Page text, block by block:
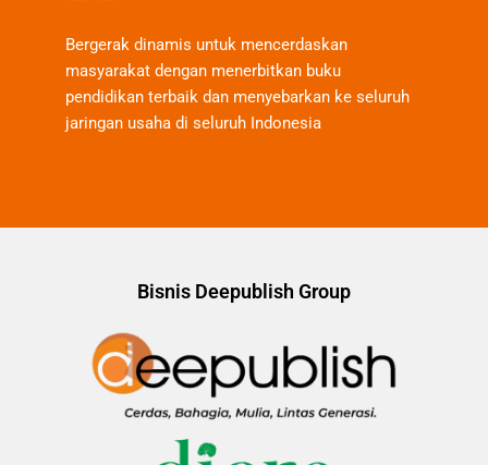
Bergerak dinamis untuk mencerdaskan
masyarakat dengan menerbitkan buku
pendidikan terbaik dan menyebarkan ke seluruh
jaringan usaha di seluruh Indonesia
Bisnis Deepublish Group